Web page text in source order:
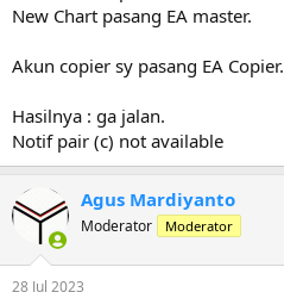
New Chart pasang EA master.
Akun copier sy pasang EA Copier.
Hasilnya : ga jalan.
Notif pair (c) not available
Agus Mardiyanto
Moderator Moderator
28 Jul 2023